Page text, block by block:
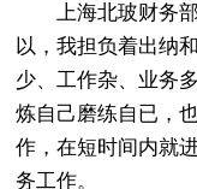
上海北玻财务
以，我担负着出纳
少、工作杂、业务
炼自己磨练自已，
作，在短时间内就
务工作。